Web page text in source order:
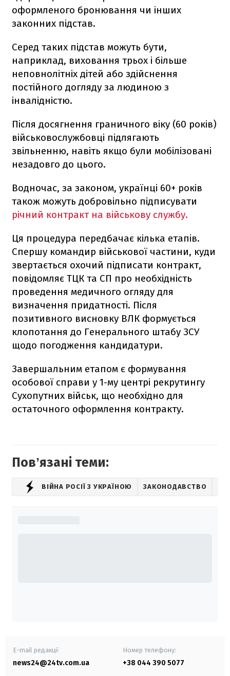
оформленого бронювання чи інших
законних підстав.
Серед таких підстав можуть бути,
наприклад, виховання трьох і більше
неповнолітніх дітей або здійснення
постійного догляду за людиною з
інвалідністю.
Після досягнення граничного віку (60 років)
військовослужбовці підлягають
звільненню, навіть якщо були мобілізовані
незадовго до цього.
Водночас, за законом, українці 60+ років
також можуть добровільно підписувати
річний контракт на військову службу.
Ця процедура передбачає кілька етапів.
Спершу командир військової частини, куди
звертається охочий підписати контракт,
повідомляє ТЦК та СП про необхідність
проведення медичного огляду для
визначення придатності. Після
позитивного висновку ВЛК формується
клопотання до Генерального штабу ЗСУ
щодо погодження кандидатури.
Завершальним етапом є формування
особової справи у 1-му центрі рекрутингу
Сухопутних військ, що необхідно для
остаточного оформлення контракту.
Повʼязані теми:
ВІЙНА РОСІЇ З УКРАЇНОЮ ЗАКОНОДАВСТВО
E-mail редакції
news24@24tv.com.ua
Номер телефону:
+38 044 390 5077